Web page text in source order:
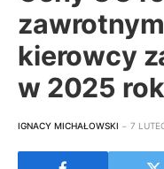
kierowcy
w 2025
IGNACY MICHAŁOWSKI 7